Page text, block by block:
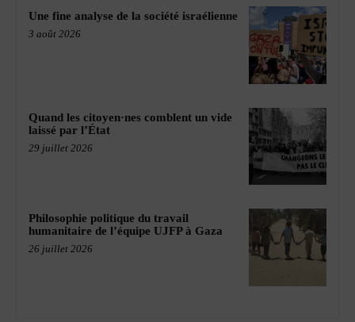
Une fine analyse de la société israélienne
3 août 2026
Quand les citoyen·nes comblent un vide
laissé par l’État
29 juillet 2026
Philosophie politique du travail
humanitaire de l’équipe UJFP à Gaza
26 juillet 2026